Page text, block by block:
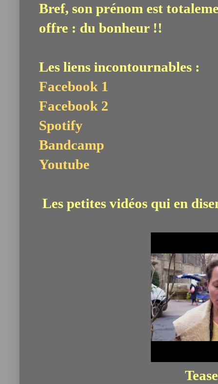
Bref, son prénom est
offre : du bonheur !!
Les liens incontournables :
Facebook 1
Facebook 2
Spotify
Bandcamp
Youtube
Les petites vidéos qui en